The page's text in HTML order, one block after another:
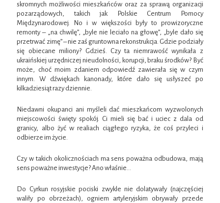
skromnych możliwości mieszkańców oraz za sprawą organizacji
pozarządowych, takich jak Polskie Centrum Pomocy
Międzynarodowej. No i w większości były to prowizoryczne
remonty – „na chwilę”, „byle nie leciało na głowę”, „byle dało się
przetrwać zimę” – nie zaś gruntowna rekonstrukcja. Gdzie podziały
się obiecane miliony? Gdzieś. Czy ta niemrawość wynikała z
ukraińskiej urzędniczej nieudolności, korupcji, braku środków? Być
może, choć moim zdaniem odpowiedź zawierała się w czym
innym. W dźwiękach kanonady, które dało się usłyszeć po
kilkadziesiąt razy dziennie.
Niedawni okupanci ani myśleli dać mieszkańcom wyzwolonych
miejscowości święty spokój. Ci mieli się bać i uciec z dala od
granicy, albo żyć w realiach ciągłego ryzyka, że coś przyleci i
odbierze im życie.
Czy w takich okolicznościach ma sens poważna odbudowa, mają
sens poważne inwestycje? Ano właśnie…
Do Cyrkun rosyjskie pociski zwykle nie dolatywały (najczęściej
waliły po obrzeżach), ogniem artyleryjskim obrywały przede